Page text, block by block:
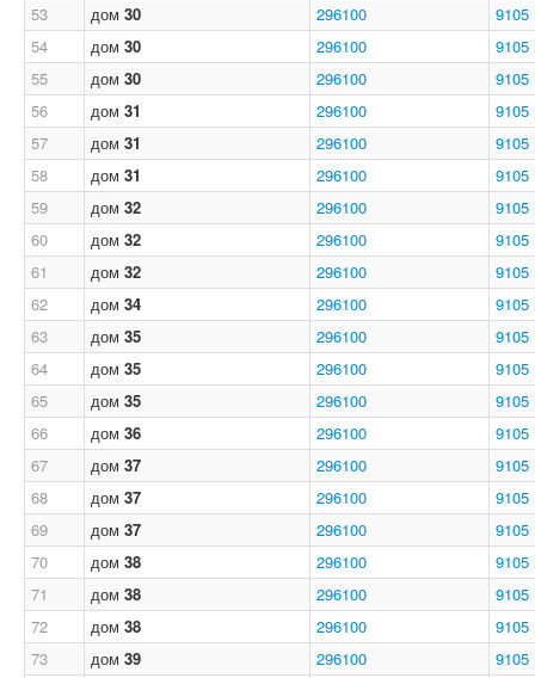
53
дом 30 296100
9105
54
дом 30 296100
9105
55
дом 30 296100
9105
56
дом 31 296100
9105
57
дом 31 296100
9105
58
дом 31 296100
9105
59
дом 32 296100
9105
60
дом 32 296100
9105
61
дом 32 296100
9105
62
дом 34 296100
9105
63
дом 35 296100
9105
64
дом 35 296100
9105
65
дом 35 296100
9105
66
дом 36 296100
9105
67
дом 37 296100
9105
68
дом 37 296100
9105
69
дом 37 296100
9105
70
дом 38 296100
9105
71
дом 38 296100
9105
72
дом 38 296100
9105
73
дом 39 296100
9105